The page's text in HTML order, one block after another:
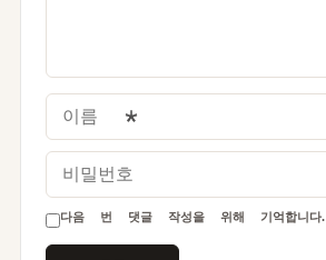
이름
비밀번호
다음 번 댓글 작성을 위해 기억합니다.